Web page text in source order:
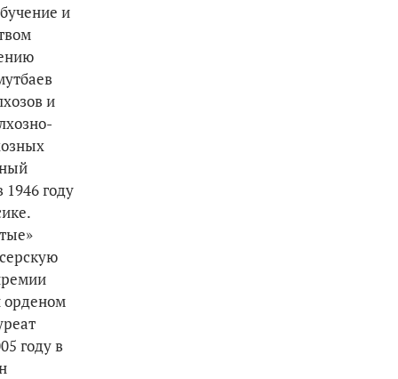
и
и
году
орденом
году в